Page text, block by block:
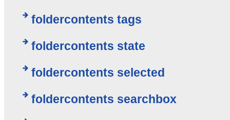
foldercontents tags
foldercontents state
foldercontents selected
foldercontents searchbox